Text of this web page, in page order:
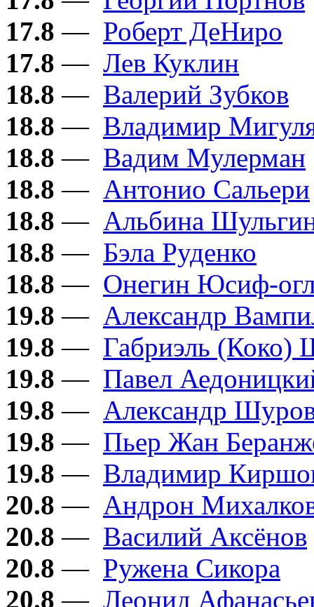
17.8 — Роберт ДеНиро
17.8 — Лев Куклин
18.8 — Валерий Зубков
18.8 — Владимир
18.8 — Вадим Мулерман
18.8 — Антонио Сальери
18.8 — Альбина
18.8 — Бэла Руденко
18.8 — Онегин Юсиф-
19.8 — Александр
19.8 — Габриэль (Коко)
19.8 — Павел
19.8 — Александр
19.8 — Пьер Жан
19.8 — Владимир
20.8 — Андрон
20.8 — Василий Аксёнов
20.8 — Ружена Сикора
20.8 — Леонид